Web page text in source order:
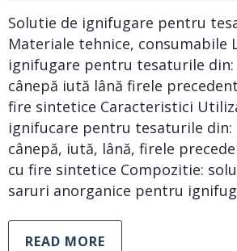
Solutie de ignifugare pentru
Materiale tehnice, consumabile
ignifugare pentru tesaturile
cânepă iută lână firele
fire sintetice Caracteristici
ignifucare pentru tesaturile din:
cânepă, iută, lână, firele
cu fire sintetice Compozitie:
saruri anorganice pentru
READ MORE